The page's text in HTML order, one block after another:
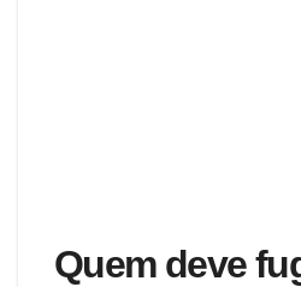
Quem deve